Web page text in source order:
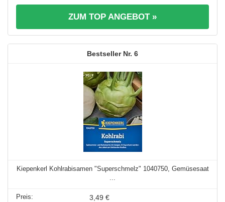
ZUM TOP ANGEBOT »
6
Kiepenkerl Kohlrabisamen "Superschmelz" 1040750, Gemüsesaat
3,49 €